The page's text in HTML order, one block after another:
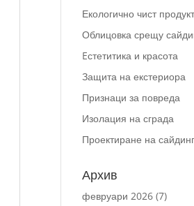
Екологично чист
Облицовка срещу
Eстетитика и красота
Защита на екстериора
Признаци за повреда
Изолация на сграда
Проектиране на сайдинг
Архив
февруари 2026 (7)